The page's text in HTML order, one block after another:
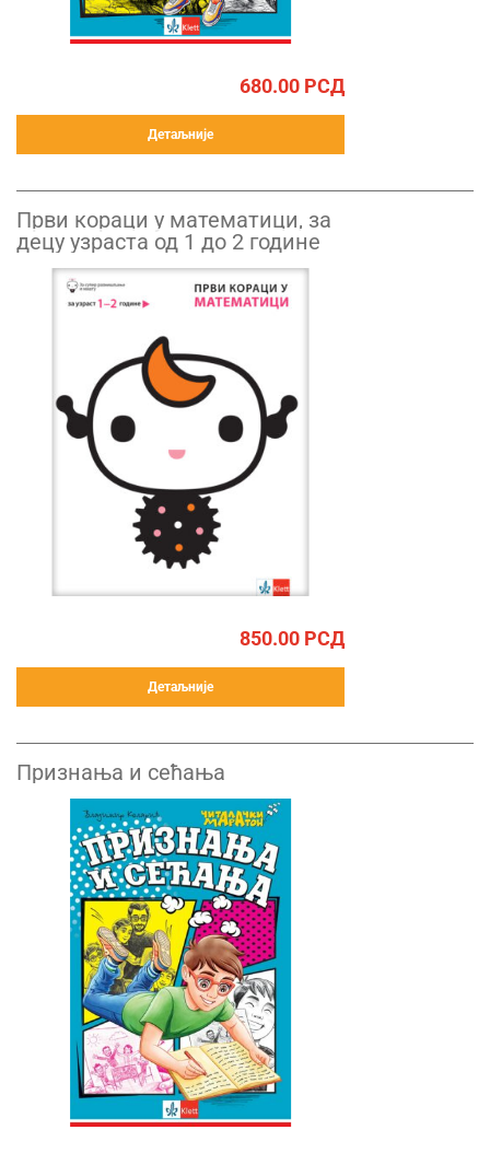
680.00 РСД
Детаљније
Први кораци у математици, за
децу узраста од 1 до 2 године
850.00 РСД
Детаљније
Признања и сећања